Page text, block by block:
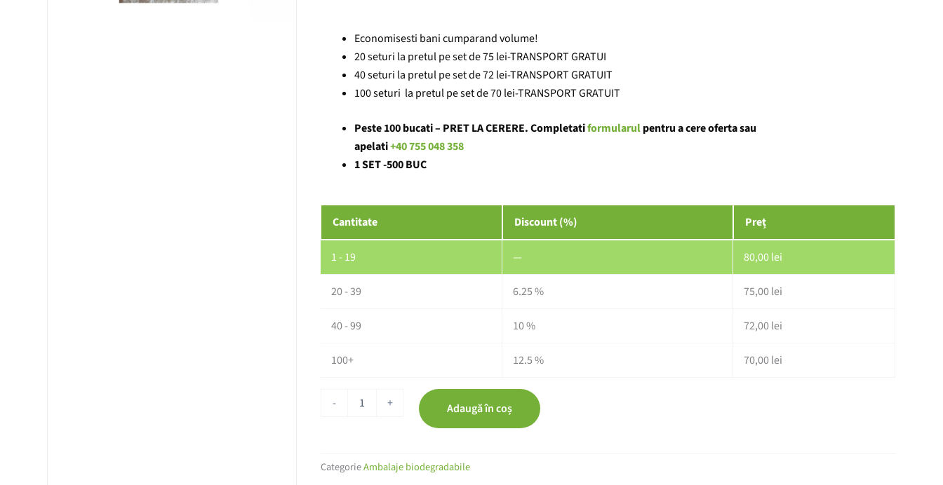
Economisesti bani cumparand volume!
20 seturi la pretul pe set de 75 lei-TRANSPORT GRATUI
40 seturi la pretul pe set de 72 lei-TRANSPORT GRATUIT
100seturi la pretul pe set de 70 lei-TRANSPORT GRATUIT
Peste 100 bucati – PRET LA CERERE. Completatiformularulpentru a cere oferta sau
apelati+40 755 048 358
1 SET -500 BUC
Cantitate Discount (%) Preț
1 - 19 — 80,00lei
20 - 39 6.25 % 75,00lei
40 - 99 10 % 72,00lei
100+ 12.5 % 70,00lei
-
PUNGA
ALIMENTARE
BIODEGRADABILE
NATUR
-500
+ Adaugă în coș
CategorieAmbalaje biodegradabile